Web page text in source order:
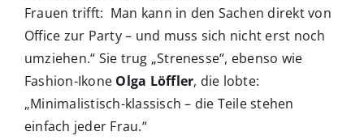
Frauen trifft: Man kann in den Sachen direkt von
Office zur Party – und muss sich nicht erst noch
umziehen.“ Sie trug „Strenesse“, ebenso wie
Fashion-Ikone Olga Löffler, die lobte:
„Minimalistisch-klassisch – die Teile stehen
einfach jeder Frau.“